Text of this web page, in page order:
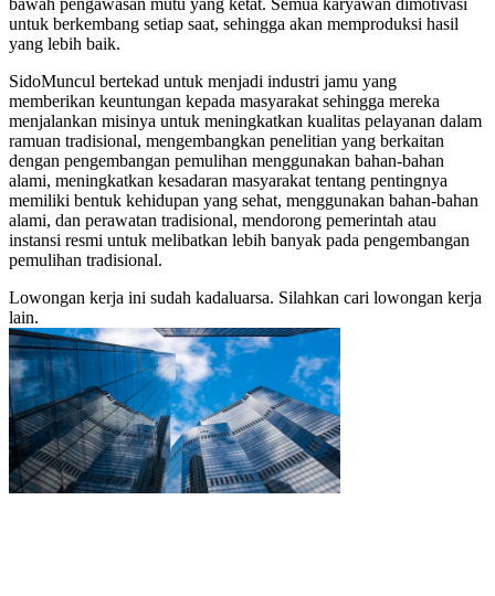
bawah pengawasan mutu yang ketat. Semua karyawan dimotivasi
untuk berkembang setiap saat, sehingga akan memproduksi hasil
yang lebih baik.
SidoMuncul bertekad untuk menjadi industri jamu yang
memberikan keuntungan kepada masyarakat sehingga mereka
menjalankan misinya untuk meningkatkan kualitas pelayanan dalam
ramuan tradisional, mengembangkan penelitian yang berkaitan
dengan pengembangan pemulihan menggunakan bahan-bahan
alami, meningkatkan kesadaran masyarakat tentang pentingnya
memiliki bentuk kehidupan yang sehat, menggunakan bahan-bahan
alami, dan perawatan tradisional, mendorong pemerintah atau
instansi resmi untuk melibatkan lebih banyak pada pengembangan
pemulihan tradisional.
Lowongan kerja ini sudah kadaluarsa. Silahkan cari lowongan kerja
lain.